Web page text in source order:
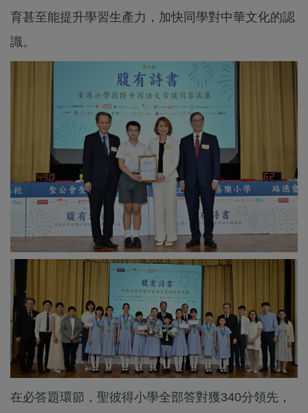
育甚至能提升學習生產力，加快同學對中華文化的認
識。
在必答題環節，聖彼得小學全部答對獲340分領先，